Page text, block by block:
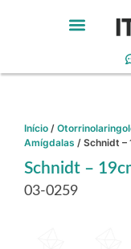
Início /
Amígdalas / Schnidt –
Schnidt –
03-0259